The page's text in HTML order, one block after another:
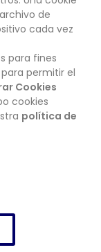
de
cada vez
para fines
para permitir el
Cookies
cookies
política de